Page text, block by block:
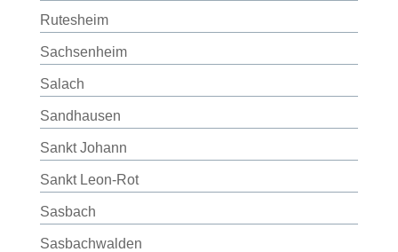
Rutesheim
Sachsenheim
Salach
Sandhausen
Sankt Johann
Sankt Leon-Rot
Sasbach
Sasbachwalden